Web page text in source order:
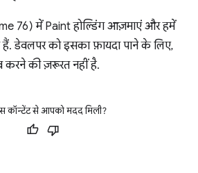
76) में Paint होल्डिंग आज़माएं और हमें
डेवलपर को इसका फ़ायदा पाने के लिए,
करने की ज़रूरत नहीं है.
कॉन्टेंट से आपको मदद मिली?